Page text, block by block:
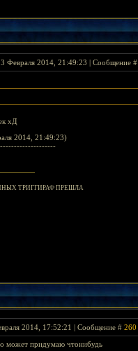
Февраля 2014, 21:49:23 | Сообщение #
хД
2014, 21:49:23)
ТРИГГИРАФ ПРЕШЛА
2014, 17:52:21 | Сообщение # 260
может придумаю чтонибудь